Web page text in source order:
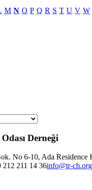
M N O P Q R S T U V W
Derneği
No 6-10, Ada
212 211 14 36info@tr-ch.org